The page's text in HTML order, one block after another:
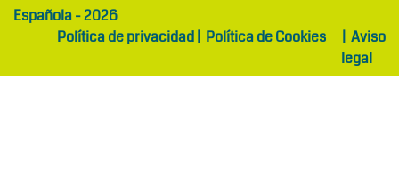
Española - 2026
Política de privacidad| Política de Cookies | Aviso
legal